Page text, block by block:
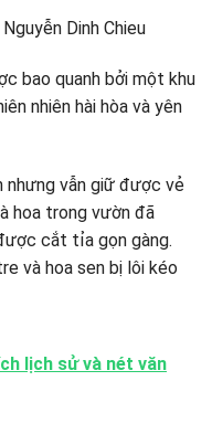
bao quanh bởi một khu
nhiên hài hòa và yên
nhưng vẫn giữ được vẻ
hoa trong vườn đã
cắt tỉa gọn gàng.
và hoa sen bị lôi kéo
lịch sử và nét văn